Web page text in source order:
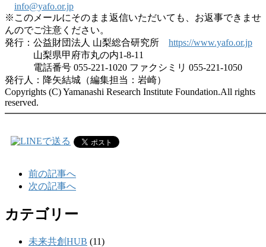
info@yafo.or.jp
※このメールにそのまま返信いただいても、お返事できませ
んのでご注意ください。
発行：公益財団法人 山梨総合研究所 https://www.yafo.or.jp
山梨県甲府市丸の内1-8-11
電話番号 055-221-1020 ファクシミリ 055-221-1050
発行人：降矢結城（編集担当：岩崎）
Copyrights (C) Yamanashi Research Institute Foundation.All rights
reserved.
前の記事へ
次の記事へ
カテゴリー
未来共創HUB (11)